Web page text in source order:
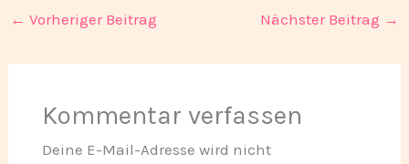
← Vorheriger Beitrag Nächster Beitrag →
Kommentar verfassen
Deine E-Mail-Adresse wird nicht